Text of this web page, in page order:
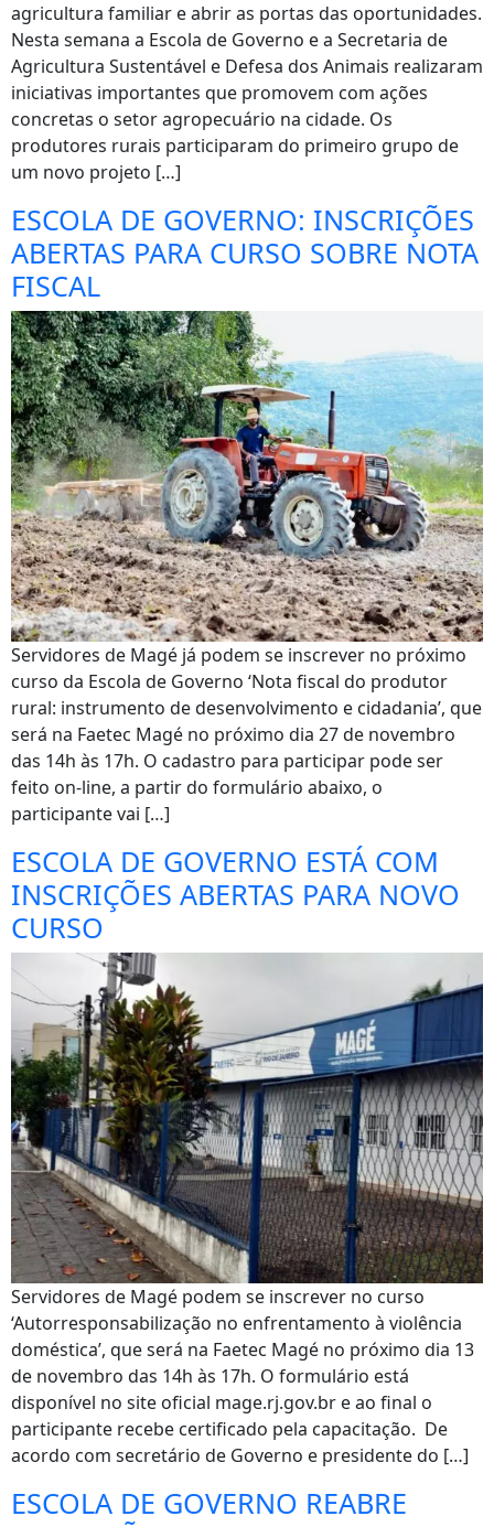
agricultura familiar e abrir as portas das oportunidades.
Nesta semana a Escola de Governo e a Secretaria de
Agricultura Sustentável e Defesa dos Animais realizaram
iniciativas importantes que promovem com ações
concretas o setor agropecuário na cidade. Os
produtores rurais participaram do primeiro grupo de
um novo projeto […]
ESCOLA DE GOVERNO: INSCRIÇÕES
ABERTAS PARA CURSO SOBRE NOTA
FISCAL
Servidores de Magé já podem se inscrever no próximo
curso da Escola de Governo ‘Nota fiscal do produtor
rural: instrumento de desenvolvimento e cidadania’, que
será na Faetec Magé no próximo dia 27 de novembro
das 14h às 17h. O cadastro para participar pode ser
feito on-line, a partir do formulário abaixo, o
participante vai […]
ESCOLA DE GOVERNO ESTÁ COM
INSCRIÇÕES ABERTAS PARA NOVO
CURSO
Servidores de Magé podem se inscrever no curso
‘Autorresponsabilização no enfrentamento à violência
doméstica’, que será na Faetec Magé no próximo dia 13
de novembro das 14h às 17h. O formulário está
disponível no site oficial mage.rj.gov.br e ao final o
participante recebe certificado pela capacitação. De
acordo com secretário de Governo e presidente do […]
ESCOLA DE GOVERNO REABRE